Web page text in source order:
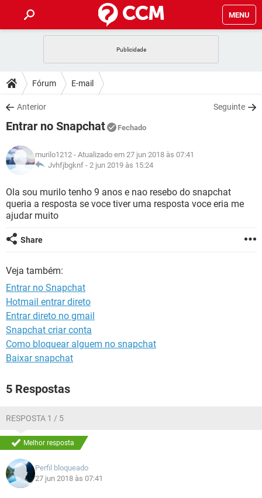
MENU
CELULAR
OUTLOOK
INSTAGRAM GMAIL
GUIA DE COMPRAS
DICAS
JOGOS
INSTAGRAM GMAIL
GUIA DE COMPRAS
DOWNLOADS
JOGOS WHATSAPP
CELULAR
OUTLOOK EXCEL
INSTAGRAM
GUIA DE COMPRAS
JOGOS WHATSAPP
CELULAR
OUTLOOK EXCEL
INSTAGRAM
GUIA DE COMPRAS
GLOSSÁRIO
JOGOS WHATSAPP
CELULAR FACEBOOK
INSTAGRAM
GUIA DE COMPRAS
Fórum E-mail
Anterior Seguinte
Entrar no Snapchat Fechado
murilo1212 - Atualizado em 27 jun 2018 às 07:41
Jvhfjbgknf - 2 jun 2019 às 15:24
Ola sou murilo tenho 9 anos e nao resebo do snapchat
queria a resposta se voce tiver uma resposta voce eria me
ajudar muito
Share
Veja também:
Entrar no Snapchat
Hotmail entrar direto
Entrar direto no gmail
Snapchat criar conta
Como bloquear alguem no snapchat
Baixar snapchat
5 Respostas
RESPOSTA 1 / 5
Melhor resposta
Perfil bloqueado
27 jun 2018 às 07:41